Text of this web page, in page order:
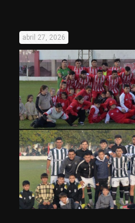
abril 27, 2026